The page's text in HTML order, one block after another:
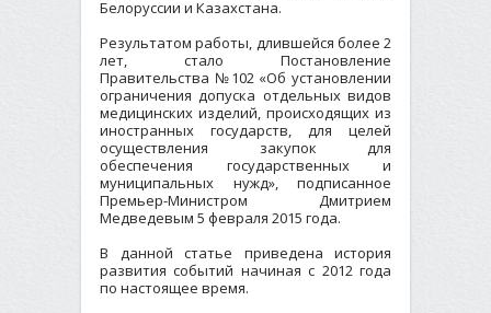
Белоруссии и Казахстана.
Результатом работы, длившейся более 2
лет, стало Постановление
Правительства №102 «Об установлении
ограничения допуска отдельных видов
медицинских изделий, происходящих из
иностранных государств, для целей
осуществления закупок для
обеспечения государственных и
муниципальных нужд», подписанное
Премьер-Министром Дмитрием
Медведевым 5 февраля 2015 года.
В данной статье приведена история
развития событий начиная с 2012 года
по настоящее время.